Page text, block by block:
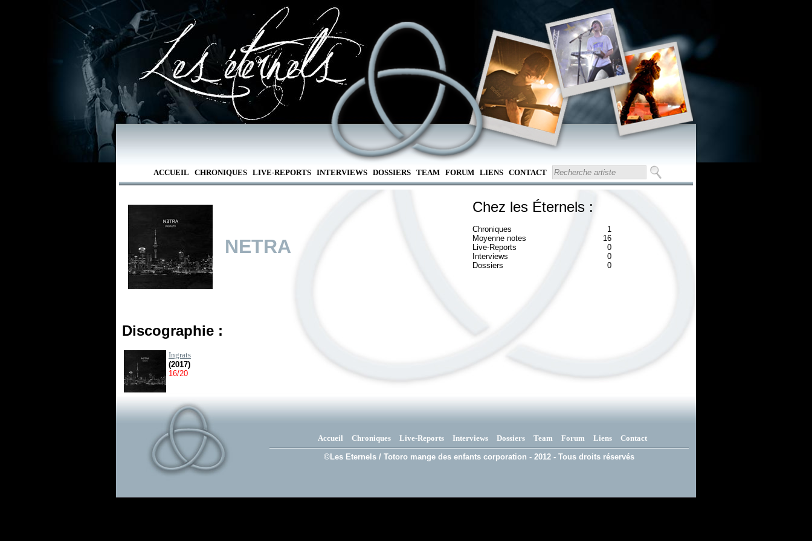
ACCUEIL CHRONIQUES LIVE-REPORTS INTERVIEWS DOSSIERS TEAM FORUM LIENS CONTACT
NETRA
Chez les Éternels :
Chroniques
1
Moyenne notes
16
Live-Reports
0
Interviews
0
Dossiers
0
Discographie :
Ingrats
(2017)
16/20
Accueil Chroniques Live-Reports Interviews Dossiers Team Forum Liens Contact
©Les Eternels / Totoro mange des enfants corporation - 2012 - Tous droits réservés